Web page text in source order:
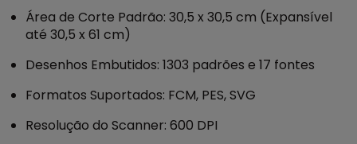
Área de Corte Padrão: 30,5 x 30,5 cm (Expansível
até 30,5 x 61 cm)
Desenhos Embutidos: 1303 padrões e 17 fontes
Formatos Suportados: FCM, PES, SVG
Resolução do Scanner: 600 DPI